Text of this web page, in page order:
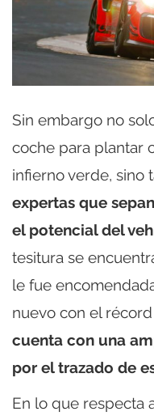
Sin embargo no
coche para plantar
infierno verde, sino
expertas que
el potencial del
tesitura se
le fue
nuevo con el
cuenta con una
por el trazado de
En lo que respecta